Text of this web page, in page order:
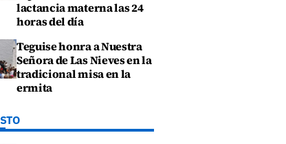
lactancia materna las 24
horas del día
Teguise honra a Nuestra
Señora de Las Nieves en la
tradicional misa en la
ermita